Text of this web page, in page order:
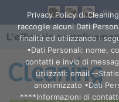
Privacy Policy di
raccoglie alcuni Dati
finalità ed utilizzando i
•Dati Personali: nome,
contatti e invio di
utilizzati: email --
anonimizzato •Dati
****Informazioni di